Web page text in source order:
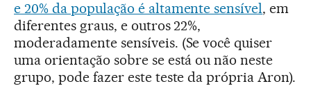
e 20% da população é altamente sensível, em
diferentes graus, e outros 22%,
moderadamente sensíveis. (Se você quiser
uma orientação sobre se está ou não neste
grupo, pode fazer este teste da própria Aron).